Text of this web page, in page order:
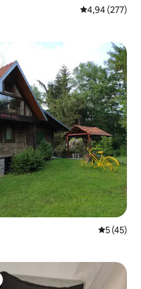
Calificación
4,94 (277)
5 (45)